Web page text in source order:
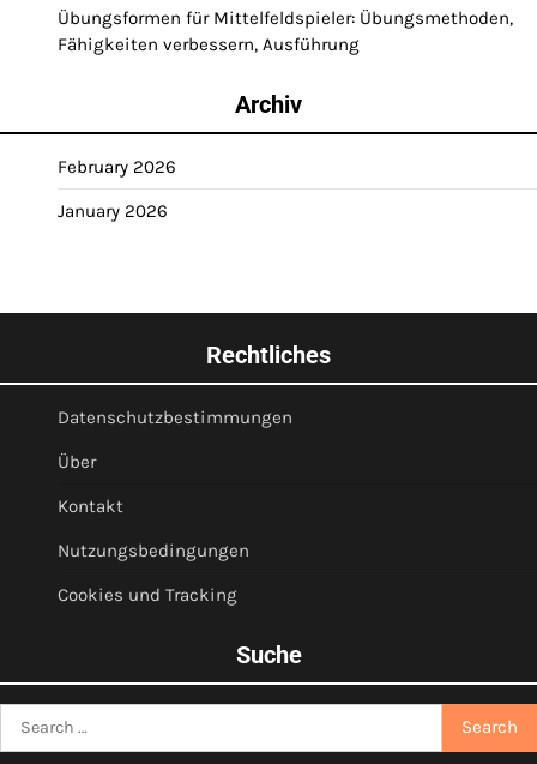
Übungsformen für Mittelfeldspieler: Übungsmethoden,
Fähigkeiten verbessern, Ausführung
Archiv
February 2026
January 2026
Rechtliches
Datenschutzbestimmungen
Über
Kontakt
Nutzungsbedingungen
Cookies und Tracking
Suche